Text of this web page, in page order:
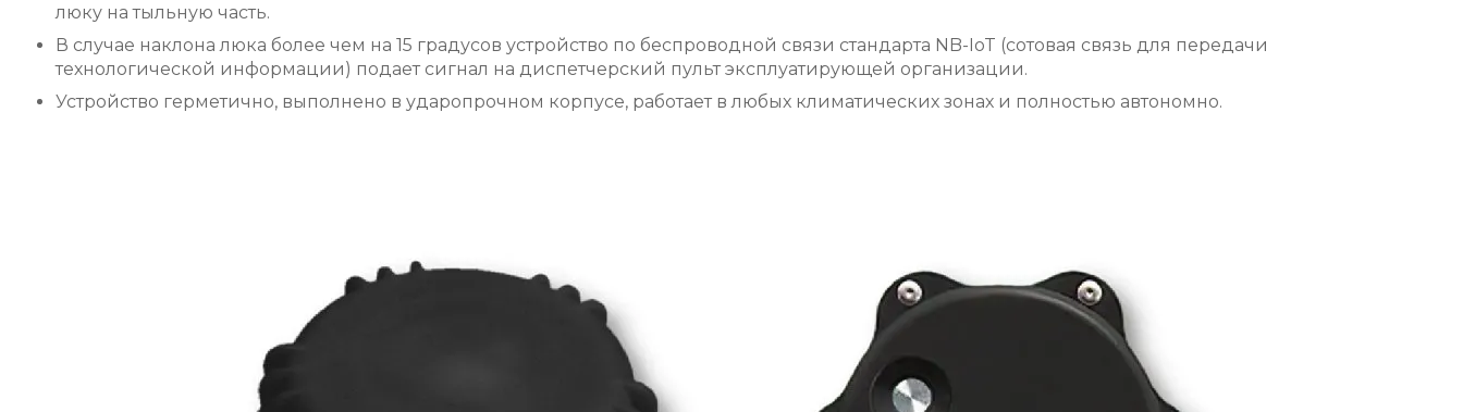
люку на тыльную часть.
В случае наклона люка более чем на 15 градусов устройство по беспроводной связи стандарта NB-IoT (сотовая связь для передачи
технологической информации) подает сигнал на диспетчерский пульт эксплуатирующей организации.
Устройство герметично, выполнено в ударопрочном корпусе, работает в любых климатических зонах и полностью автономно.